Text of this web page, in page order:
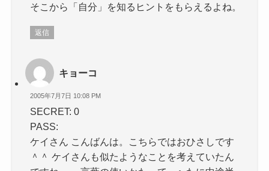
そこから「自分」を知るヒントをもらえるよね。
返信
キョーコ
2005年7月7日 10:08 PM
SECRET: 0
PASS:
ケイさん こんばんは。こちらではおひさしです
＾＾ ケイさんも似たようなことを考えていたん